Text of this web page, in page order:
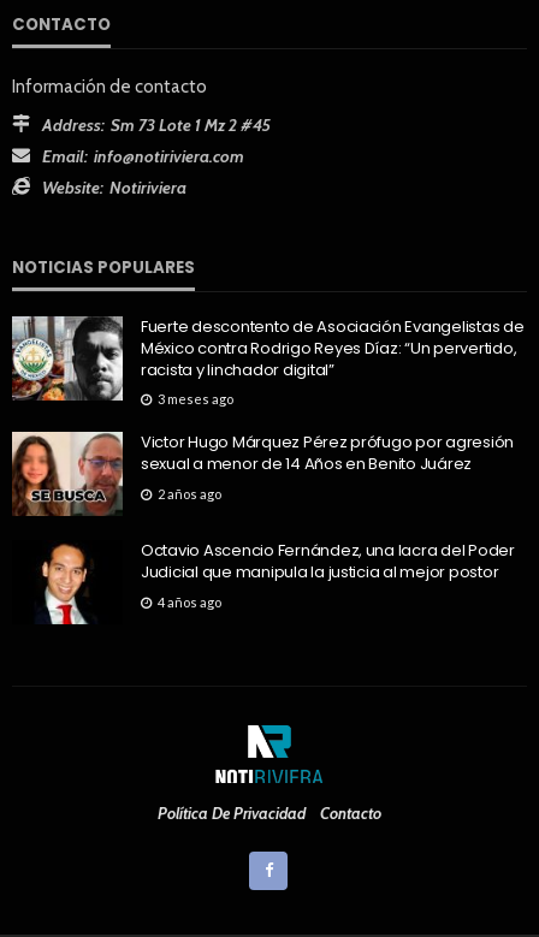
CONTACTO
Información de contacto
Address: Sm 73 Lote 1 Mz 2 #45
Email: info@notiriviera.com
Website: Notiriviera
NOTICIAS POPULARES
Fuerte descontento de Asociación Evangelistas de
México contra Rodrigo Reyes Díaz: “Un pervertido,
racista y linchador digital”
3 meses ago
Victor Hugo Márquez Pérez prófugo por agresión
sexual a menor de 14 Años en Benito Juárez
2 años ago
Octavio Ascencio Fernández, una lacra del Poder
Judicial que manipula la justicia al mejor postor
4 años ago
Política De Privacidad Contacto